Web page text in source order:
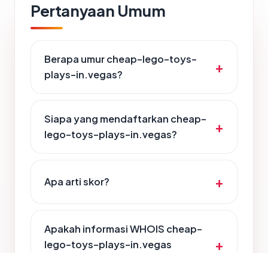
Pertanyaan Umum
Berapa umur cheap-lego-toys-
plays-in.vegas?
Siapa yang mendaftarkan cheap-
lego-toys-plays-in.vegas?
Apa arti skor?
Apakah informasi WHOIS cheap-
lego-toys-plays-in.vegas